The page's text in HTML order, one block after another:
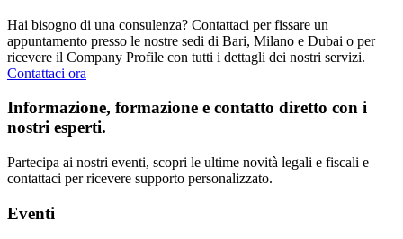
Hai bisogno di una consulenza? Contattaci per fissare un
appuntamento presso le nostre sedi di Bari, Milano e Dubai o per
ricevere il Company Profile con tutti i dettagli dei nostri servizi.
Contattaci ora
Informazione, formazione e contatto diretto con i
nostri esperti.
Partecipa ai nostri eventi, scopri le ultime novità legali e fiscali e
contattaci per ricevere supporto personalizzato.
Eventi